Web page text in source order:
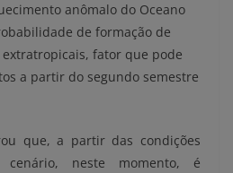
anômalo do Oceano
de formação de
fator que pode
a partir do segundo semestre
que, a partir das condições
cenário, neste momento, é